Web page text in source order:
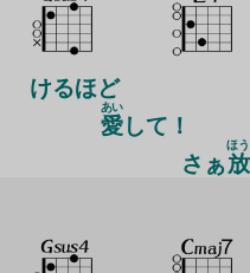
けるほど
愛
あい
して！
さぁ放
ほう